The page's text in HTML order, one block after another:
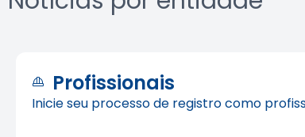
Profissionais
Inicie seu processo de registro como